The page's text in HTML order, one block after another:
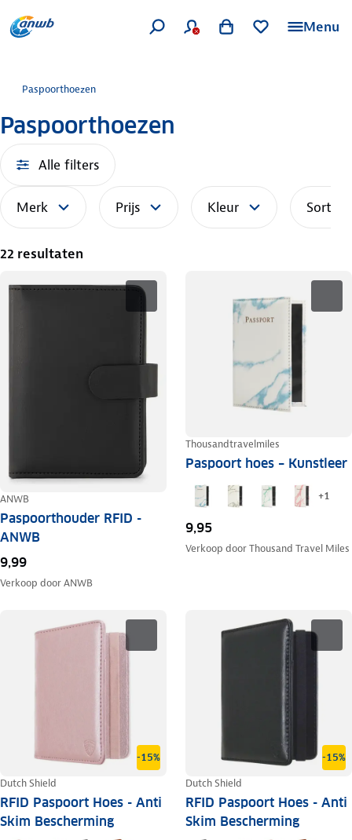
Menu
Paspoorthoezen
Paspoorthoezen
Alle filters
Merk Prijs Kleur
22 resultaten
ANWB
Paspoorthouder RFID -
ANWB
9,99
Verkoop doorANWB
Thousandtravelmiles
Paspoort hoes – Kunstleer
+1
9,95
Verkoop doorThousand Travel Miles
-15%
Dutch Shield
RFID Paspoort Hoes - Anti
Skim Bescherming
-15%
Dutch Shield
RFID Paspoort Hoes - Anti
Skim Bescherming